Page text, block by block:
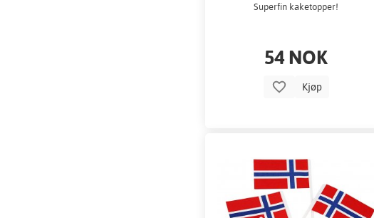
Superfin kaketopper!
54 NOK
Kjøp